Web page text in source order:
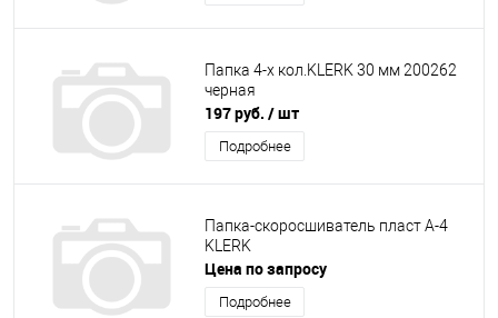
Папка 4-х кол.KLERK 30 мм 200262
черная
197 руб. / шт
Подробнее
Папка-скоросшиватель пласт А-4
KLERK
Цена по запросу
Подробнее